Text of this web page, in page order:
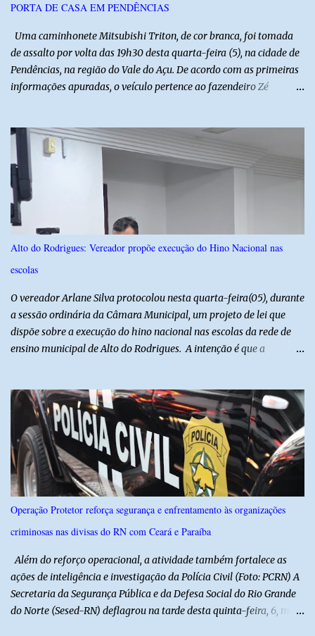
PORTA DE CASA EM PENDÊNCIAS
Uma caminhonete Mitsubishi Triton, de cor branca, foi tomada
de assalto por volta das 19h30 desta quarta-feira (5), na cidade de
Pendências, na região do Vale do Açu. De acordo com as primeiras
informações apuradas, o veículo pertence ao fazendeiro Zé
anunciaram o assalto no momento em que ela estava em frente à
residência, no Centro da cidade. Ainda conforme relatos de
testemunhas, os suspeitos utilizavam roupas semelhantes a
uniformes de empresa, o que pode ter ajudado a não despertar
suspeitas antes da abordagem. Após a ação criminosa, a dupla
fugiu levando a caminhonete em direção ainda desconhecida. A
na região na tentativa de localizar o veículo e identificar os
autores do assalto. Qualquer informação que possa ajudar na
Alto do Rodrigues: Vereador propõe execução do Hino Nacional nas
escolas
O vereador Arlane Silva protocolou nesta quarta-feira(05), durante
a sessão ordinária da Câmara Municipal, um projeto de lei que
dispõe sobre a execução do hino nacional nas escolas da rede de
ensino municipal de Alto do Rodrigues. A intenção é que a
nacionais e da formação da cidadania. O projeto prevê ainda que
a execução do hino nacional ocorra uma vez por semana, em dia
definido pela Secretaria Municipal de Educação do município. É
previsto também que as escolas da rede de ensino público
municipal deverão promover a discussão das letras do Hino
Nacional Brasileiro de modo a estimular os estudantes interpretar
Municipal de Educação poderá expedir normas complementares
necessárias ao cumprimento da lei.
Operação Protetor reforça segurança e enfrentamento às organizações
criminosas nas divisas do RN com Ceará e Paraíba
Além do reforço operacional, a atividade também fortalece as
ações de inteligência e investigação da Polícia Civil (Foto: PCRN) A
Secretaria da Segurança Pública e da Defesa Social do Rio Grande
do Norte (Sesed-RN) deflagrou na tarde desta quinta-feira, 6, mais